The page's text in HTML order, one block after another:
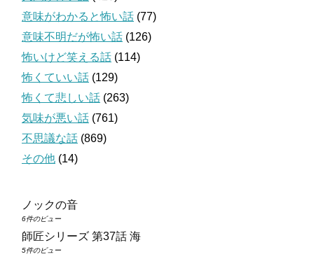
意味がわかると怖い話 (77)
意味不明だが怖い話 (126)
怖いけど笑える話 (114)
怖くていい話 (129)
怖くて悲しい話 (263)
気味が悪い話 (761)
不思議な話 (869)
その他 (14)
ノックの音
6件のビュー
師匠シリーズ 第37話 海
5件のビュー